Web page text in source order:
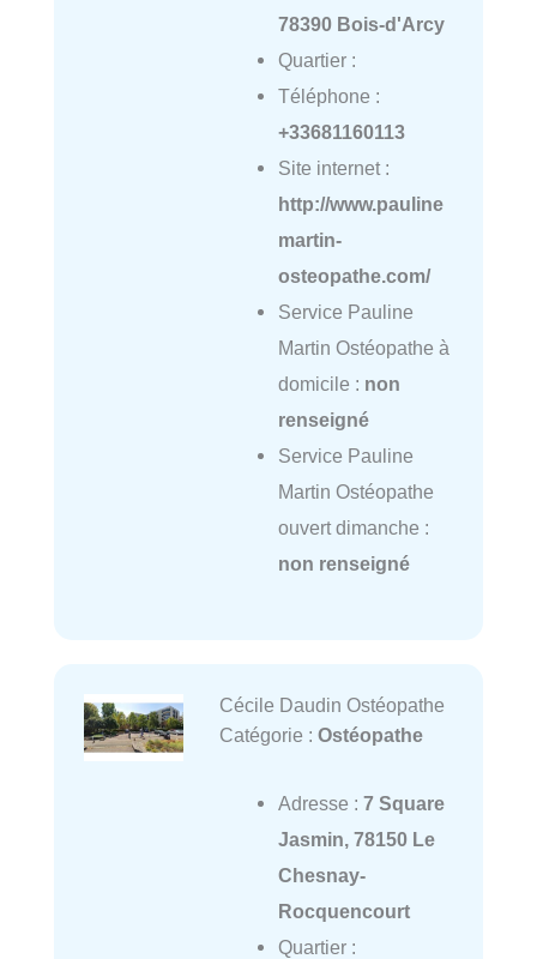
78390 Bois-d'Arcy
Quartier :
Téléphone :
+33681160113
Site internet :
http://www.pauline
martin-
osteopathe.com/
Service Pauline
Martin Ostéopathe à
domicile : non
renseigné
Service Pauline
Martin Ostéopathe
ouvert dimanche :
non renseigné
Cécile Daudin Ostéopathe
Catégorie : Ostéopathe
Adresse : 7 Square
Jasmin, 78150 Le
Chesnay-
Rocquencourt
Quartier :